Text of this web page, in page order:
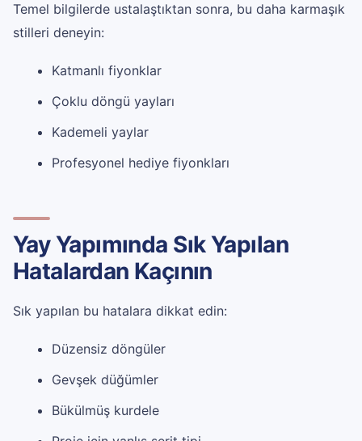
Temel bilgilerde ustalaştıktan sonra, bu daha karmaşık
stilleri deneyin:
Katmanlı fiyonklar
Çoklu döngü yayları
Kademeli yaylar
Profesyonel hediye fiyonkları
Yay Yapımında Sık Yapılan
Hatalardan Kaçının
Sık yapılan bu hatalara dikkat edin:
Düzensiz döngüler
Gevşek düğümler
Bükülmüş kurdele